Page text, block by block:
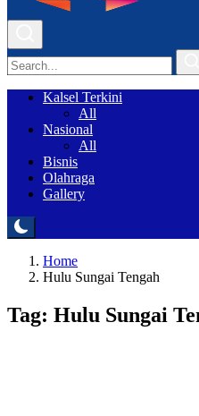
Kalsel Terkini
All
Nasional
All
Bisnis
Olahraga
Gallery
Home
Hulu Sungai Tengah
Tag: Hulu Sungai